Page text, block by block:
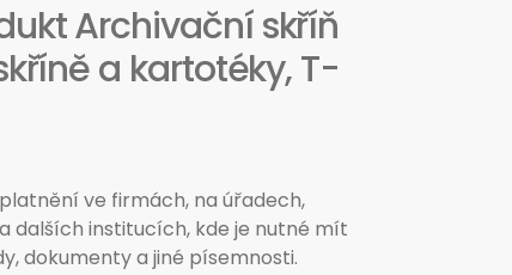
Archivační skříň
a kartotéky, T-
ve firmách, na úřadech,
dalších institucích, kde je nutné mít
dokumenty a jiné písemnosti.